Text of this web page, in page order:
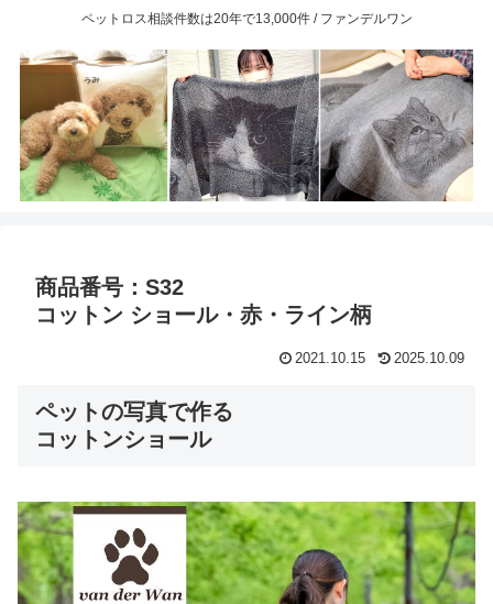
ペットロス相談件数は20年で13,000件 / ファンデルワン
商品番号：S32
コットン ショール・赤・ライン柄
2021.10.15 2025.10.09
ペットの写真で作る
コットンショール